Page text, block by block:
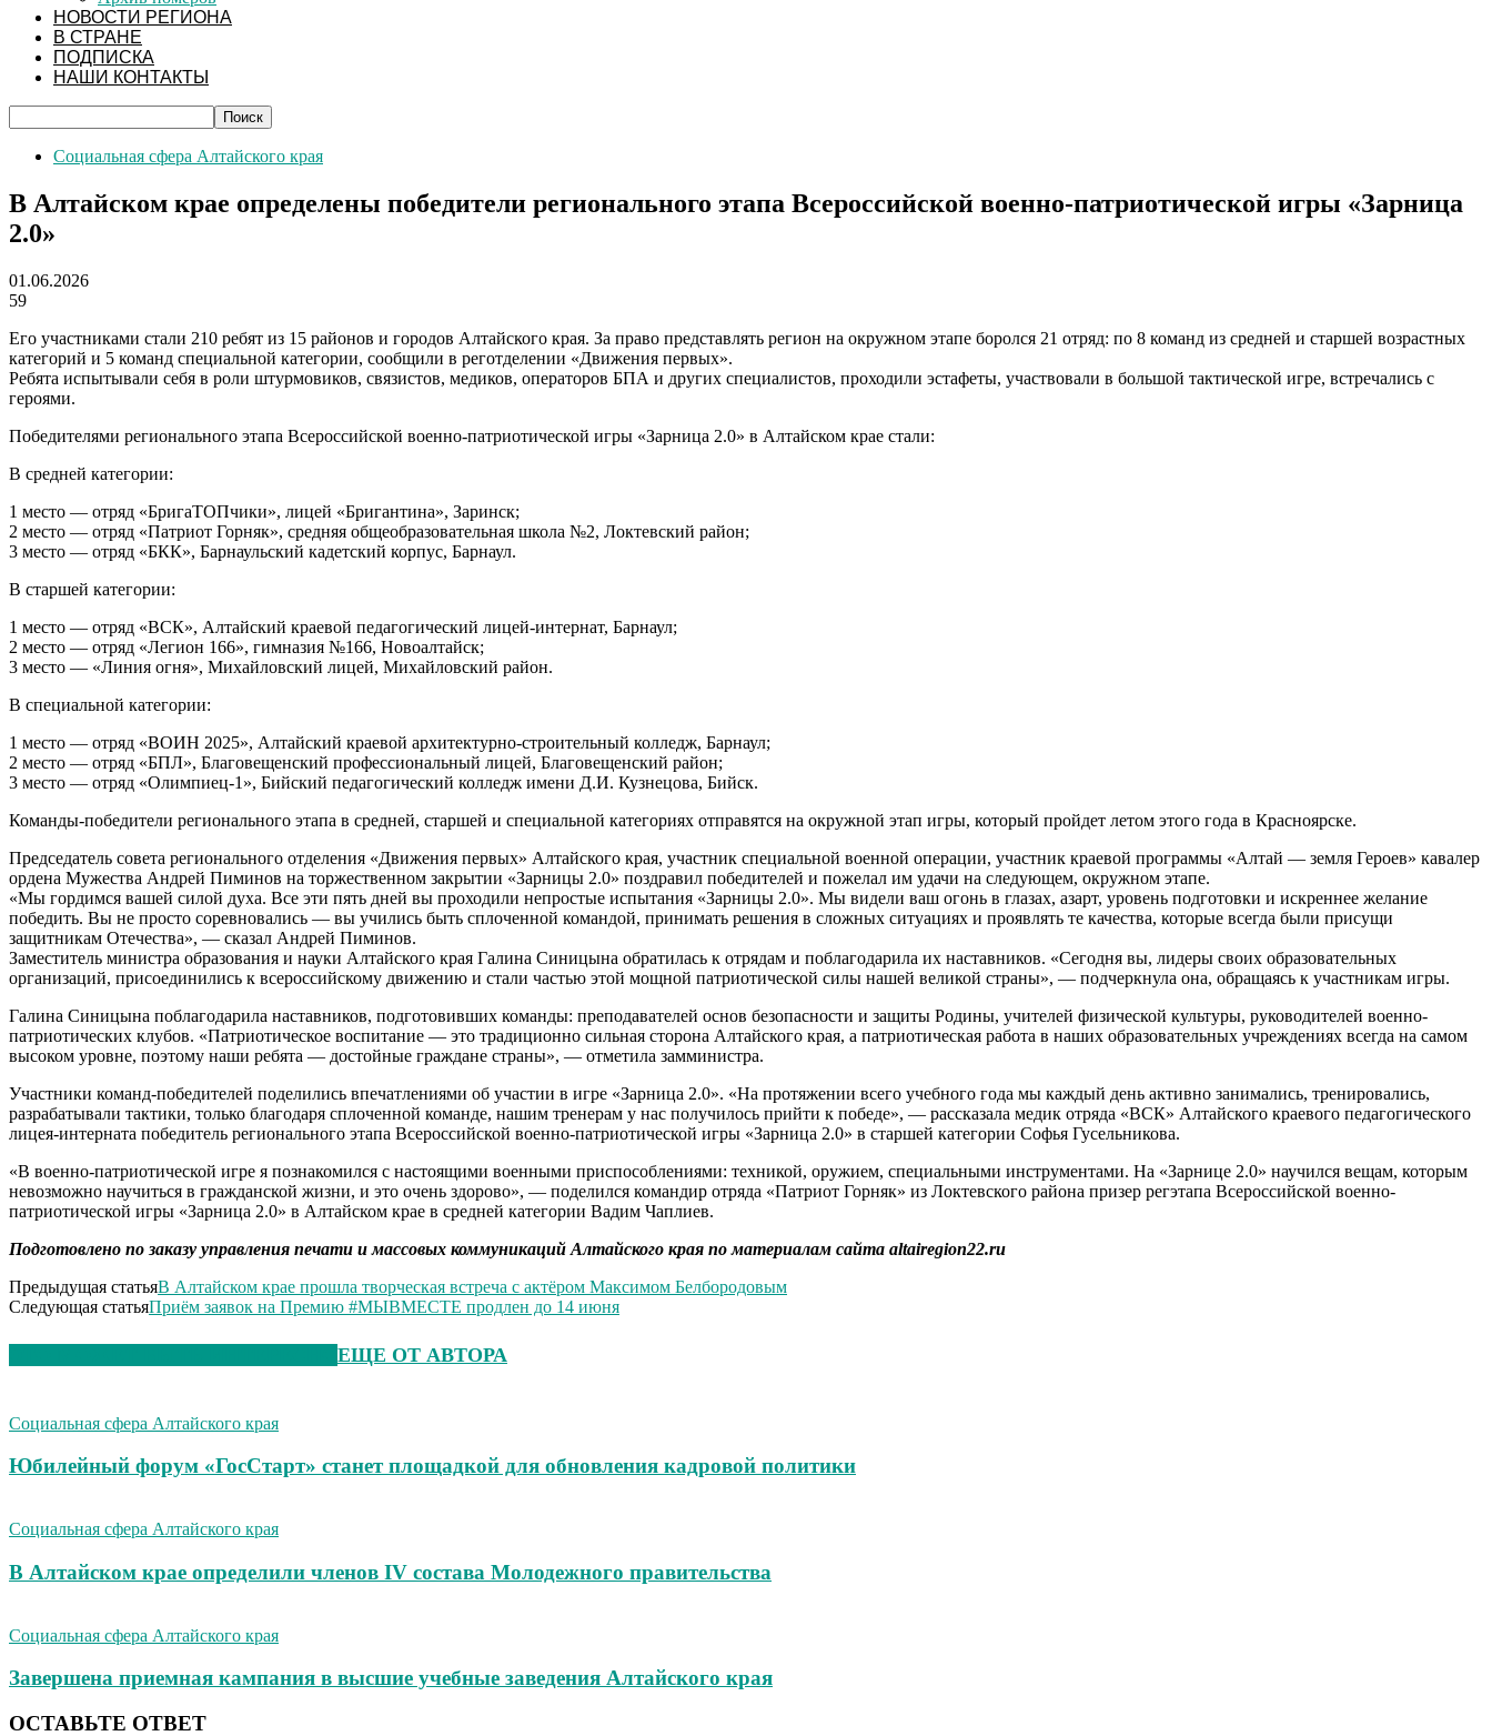
НОВОСТИ РЕГИОНА
В СТРАНЕ
ПОДПИСКА
НАШИ КОНТАКТЫ
Социальная сфера Алтайского края
В Алтайском крае определены победители регионального этапа Всероссийской военно-патриотической игры «Зарница
2.0»
01.06.2026
59
Его участниками стали 210 ребят из 15 районов и городов Алтайского края. За право представлять регион на окружном этапе боролся 21 отряд: по 8 команд из средней и старшей возрастных
категорий и 5 команд специальной категории, сообщили в реготделении «Движения первых».
Ребята испытывали себя в роли штурмовиков, связистов, медиков, операторов БПА и других специалистов, проходили эстафеты, участвовали в большой тактической игре, встречались с
героями.
Победителями регионального этапа Всероссийской военно-патриотической игры «Зарница 2.0» в Алтайском крае стали:
В средней категории:
1 место — отряд «БригаТОПчики», лицей «Бригантина», Заринск;
2 место — отряд «Патриот Горняк», средняя общеобразовательная школа №2, Локтевский район;
3 место — отряд «БКК», Барнаульский кадетский корпус, Барнаул.
В старшей категории:
1 место — отряд «ВСК», Алтайский краевой педагогический лицей-интернат, Барнаул;
2 место — отряд «Легион 166», гимназия №166, Новоалтайск;
3 место — «Линия огня», Михайловский лицей, Михайловский район.
В специальной категории:
1 место — отряд «ВОИН 2025», Алтайский краевой архитектурно-строительный колледж, Барнаул;
2 место — отряд «БПЛ», Благовещенский профессиональный лицей, Благовещенский район;
3 место — отряд «Олимпиец-1», Бийский педагогический колледж имени Д.И. Кузнецова, Бийск.
Команды-победители регионального этапа в средней, старшей и специальной категориях отправятся на окружной этап игры, который пройдет летом этого года в Красноярске.
Председатель совета регионального отделения «Движения первых» Алтайского края, участник специальной военной операции, участник краевой программы «Алтай — земля Героев» кавалер
ордена Мужества Андрей Пиминов на торжественном закрытии «Зарницы 2.0» поздравил победителей и пожелал им удачи на следующем, окружном этапе.
«Мы гордимся вашей силой духа. Все эти пять дней вы проходили непростые испытания «Зарницы 2.0». Мы видели ваш огонь в глазах, азарт, уровень подготовки и искреннее желание
победить. Вы не просто соревновались — вы учились быть сплоченной командой, принимать решения в сложных ситуациях и проявлять те качества, которые всегда были присущи
защитникам Отечества», — сказал Андрей Пиминов.
Заместитель министра образования и науки Алтайского края Галина Синицына обратилась к отрядам и поблагодарила их наставников. «Сегодня вы, лидеры своих образовательных
организаций, присоединились к всероссийскому движению и стали частью этой мощной патриотической силы нашей великой страны», — подчеркнула она, обращаясь к участникам игры.
Галина Синицына поблагодарила наставников, подготовивших команды: преподавателей основ безопасности и защиты Родины, учителей физической культуры, руководителей военно-
патриотических клубов. «Патриотическое воспитание — это традиционно сильная сторона Алтайского края, а патриотическая работа в наших образовательных учреждениях всегда на самом
высоком уровне, поэтому наши ребята — достойные граждане страны», — отметила замминистра.
Участники команд-победителей поделились впечатлениями об участии в игре «Зарница 2.0». «На протяжении всего учебного года мы каждый день активно занимались, тренировались,
разрабатывали тактики, только благодаря сплоченной команде, нашим тренерам у нас получилось прийти к победе», — рассказала медик отряда «ВСК» Алтайского краевого педагогического
лицея-интерната победитель регионального этапа Всероссийской военно-патриотической игры «Зарница 2.0» в старшей категории Софья Гусельникова.
«В военно-патриотической игре я познакомился с настоящими военными приспособлениями: техникой, оружием, специальными инструментами. На «Зарнице 2.0» научился вещам, которым
невозможно научиться в гражданской жизни, и это очень здорово», — поделился командир отряда «Патриот Горняк» из Локтевского района призер регэтапа Всероссийской военно-
патриотической игры «Зарница 2.0» в Алтайском крае в средней категории Вадим Чаплиев.
Подготовлено по заказу управления печати и массовых коммуникаций Алтайского края по материалам сайта altairegion22.ru
Предыдущая статьяВ Алтайском крае прошла творческая встреча с актёром Максимом Белбородовым
Следующая статьяПриём заявок на Премию #МЫВМЕСТЕ продлен до 14 июня
ЕЩЕ ОТ АВТОРА
Социальная сфера Алтайского края
Юбилейный форум «ГосСтарт» станет площадкой для обновления кадровой политики
Социальная сфера Алтайского края
В Алтайском крае определили членов IV состава Молодежного правительства
Социальная сфера Алтайского края
Завершена приемная кампания в высшие учебные заведения Алтайского края
ОСТАВЬТЕ ОТВЕТ